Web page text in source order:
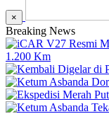
×
Breaking News
1.200 Km